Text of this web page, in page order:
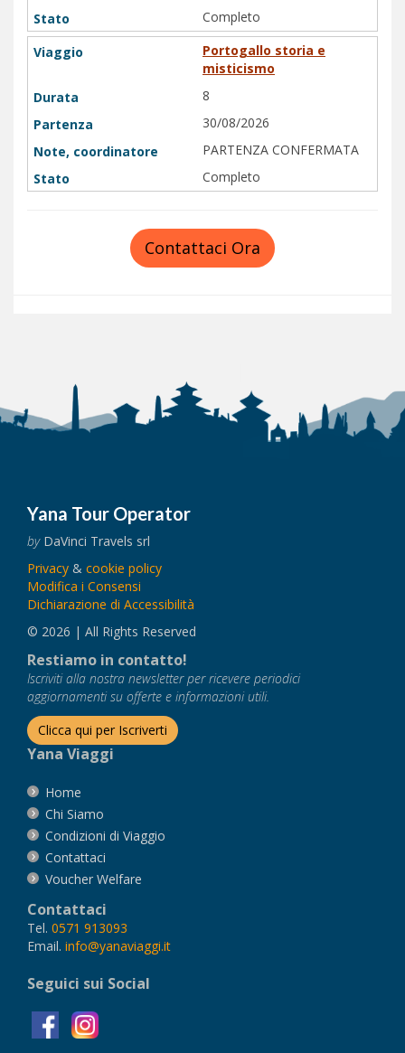
Completo
Portogallo storia e
misticismo
8
30/08/2026
PARTENZA CONFERMATA
Completo
Contattaci Ora
Yana Tour Operator
byDaVinci Travels srl
Privacy & cookie policy
Modifica i Consensi
Dichiarazione di Accessibilità
© 2026 | All Rights Reserved
Restiamo in contatto!
Iscriviti alla nostra newsletter per ricevere periodici
aggiornamenti su offerte e informazioni utili.
Clicca qui per Iscriverti
Yana Viaggi
Home
Chi Siamo
Condizioni di Viaggio
Contattaci
Voucher Welfare
Contattaci
Tel. 0571 913093
Email. info@yanaviaggi.it
Seguici sui Social